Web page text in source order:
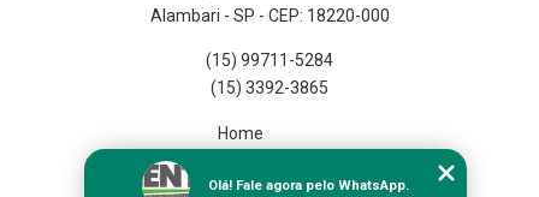
Alambari - SP - CEP: 18220-000
(15) 99711-5284
(15) 3392-3865
Home
Missão
Olá! Fale agora pelo WhatsApp.